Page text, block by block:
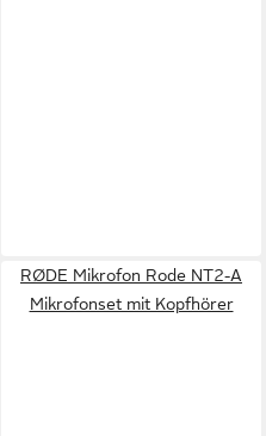
RØDE Mikrofon Rode NT2-A
Mikrofonset mit Kopfhörer